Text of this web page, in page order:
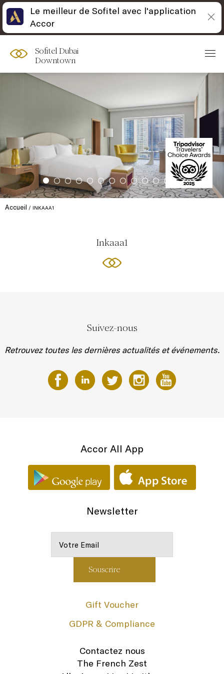
Sofitel Dubai
Downtown
Accueil INKAAA1
Inkaaa1
Suivez-nous
Retrouvez toutes les dernières actualités et événements.
Accor All App
Newsletter
Gift Voucher
GDPR & Compliance
Contactez nous
The French Zest
Le meilleur de Sofitel avec l'application
Accor